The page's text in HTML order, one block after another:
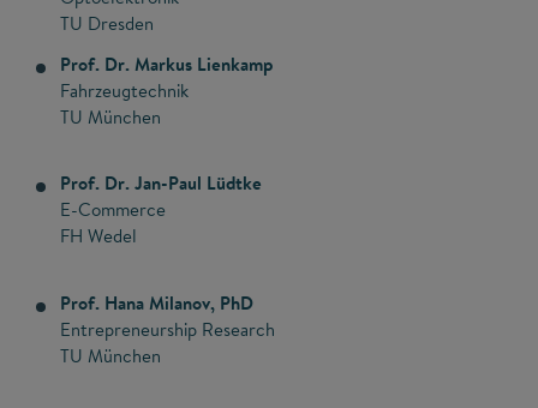
TU Dresden
Prof. Dr. Markus Lienkamp
Fahrzeugtechnik
TU München
Prof. Dr. Jan-Paul Lüdtke
E-Commerce
FH Wedel
Prof. Hana Milanov, PhD
Entrepreneurship Research
TU München